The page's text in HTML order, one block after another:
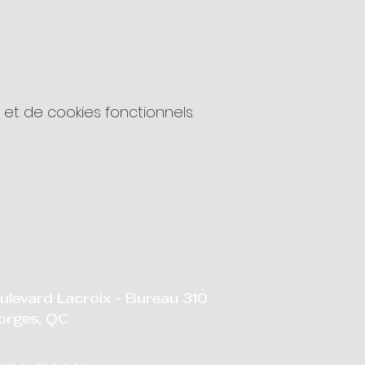
touchant la
la gestion de
de cookies fonctionnels.
Lacroix - Bureau 310
QC